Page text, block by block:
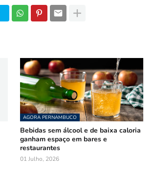
AGORA PERNAMBUCO
Bebidas sem álcool e de baixa caloria
ganham espaço em bares e
restaurantes
01 Julho, 2026